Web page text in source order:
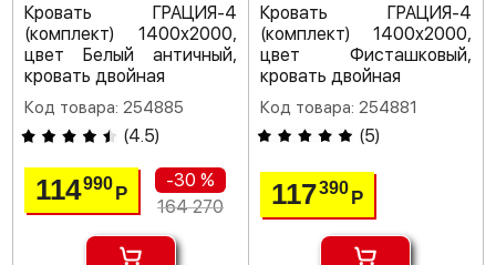
Кровать ГРАЦИЯ-4
(комплект) 1400х2000,
цвет Белый античный,
кровать двойная
Код товара: 254885
(4.5)
114990Р
-30 %
164 270
Кровать ГРАЦИЯ-4
(комплект) 1400х2000,
цвет Фисташковый,
кровать двойная
Код товара: 254881
(5)
117390 Р